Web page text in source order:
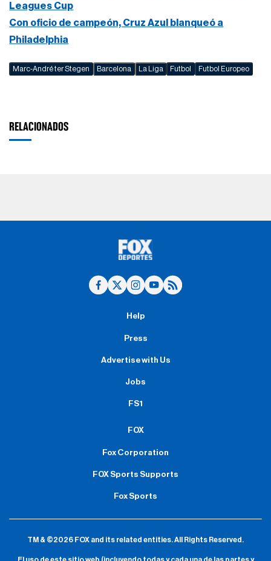
Leagues Cup
Con oficio de campeón, Cruz Azul blanqueó a
Philadelphia
Marc-André ter Stegen Barcelona La Liga Futbol Futbol Europeo
RELACIONADOS
Help
Press
Advertise with Us
Jobs
FS1
FOX
Fox Corporation
FOX Sports Supports
Fox Sports
TM & ©2026 FOX and its related entities.All Rights Reserved.
El uso de este sitio web (incluyendo todas y cada una de las partes y